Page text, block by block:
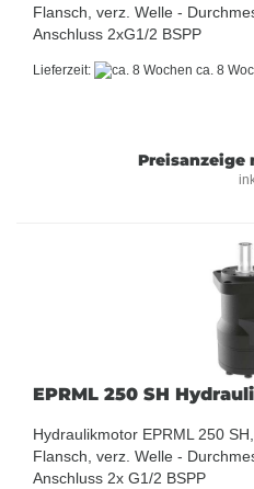
Flansch, verz. Welle -
Anschluss 2xG1/2 BSPP
Lieferzeit: ca. 8
Preisanzeige
EPRML 250 SH
Hydraulikmotor EPRML 250
Flansch, verz. Welle -
Anschluss 2x G1/2 BSPP